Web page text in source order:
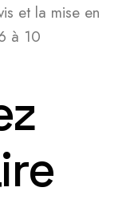
et la mise en
à 10